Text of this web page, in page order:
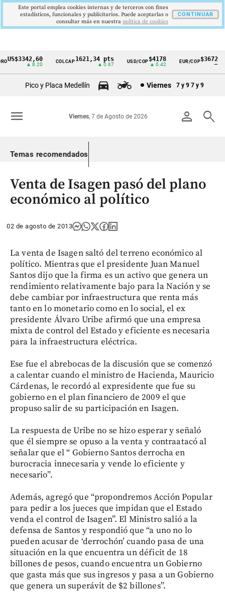
Cintillo
Colombia
US$3342,60
▲ 8.20
COLCAP1621,34 pts
▲ 0.67
USD/COP$4178
▲ 0.42
EUR/COP$3672
Pico y Placa Medellín Viernes 7 y 9 7 y 9
person search
Viernes, 7 de Agosto de 2026
menu
Temas recomendados
Venta de Isagen pasó del plano
económico al político
02 de agosto de 2013
La venta de Isagen saltó del terreno económico al
político. Mientras que el presidente Juan Manuel
Santos dijo que la firma es un activo que genera un
rendimiento relativamente bajo para la Nación y se
debe cambiar por infraestructura que renta más
tanto en lo monetario como en lo social, el ex
presidente Álvaro Uribe afirmó que una empresa
mixta de control del Estado y eficiente es necesaria
para la infraestructura eléctrica.
Ese fue el abrebocas de la discusión que se comenzó
a calentar cuando el ministro de Hacienda, Mauricio
Cárdenas, le recordó al expresidente que fue su
gobierno en el plan financiero de 2009 el que
propuso salir de su participación en Isagen.
La respuesta de Uribe no se hizo esperar y señaló
que él siempre se opuso a la venta y contraatacó al
señalar que el “ Gobierno Santos derrocha en
burocracia innecesaria y vende lo eficiente y
necesario”.
Además, agregó que “propondremos Acción Popular
para pedir a los jueces que impidan que el Estado
venda el control de Isagen”. El Ministro salió a la
defensa de Santos y respondió que “a uno no lo
pueden acusar de ‘derrochón’ cuando pasa de una
situación en la que encuentra un déficit de 18
billones de pesos, cuando encuentra un Gobierno
que gasta más que sus ingresos y pasa a un Gobierno
que genera un superávit de $2 billones”.
Este portal emplea cookies internas y de terceros con fines
estadísticos, funcionales y publicitarios. Puede aceptarlas o
consultar más en nuestra politica de cookies
CONTINUAR